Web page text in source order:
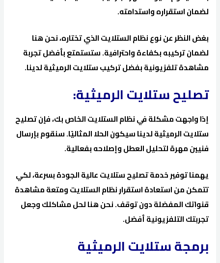
لضمان استقراره واستدامته.
بغض النظر عن نوع نظام الستلايت الذي تختاره، نحن هنا
لضمان تركيبه بكفاءة واحترافية. ستستمتع بأفضل تجربة
مشاهدة تلفزيونية بفضل تركيب ستلايت الرميثية لدينا.
تصليح ستلايت الرميثية:
إذا واجهت مشكلة في نظام الستلايت الخاص بك، فإن تصليح
ستلايت الرميثية لدينا سيكون الحلا المثاليًا. سنقوم بإرسال
فنيين مهرة لتحليل العطل وإصلاحه بفعالية.
يهمنا توفير خدمة تصليح ستلايت عالية الجودة بسرعة، لكي
تتمكن من استعادة استقرار نظام الستلايت ومتعة مشاهدة
قنواتك المفضلة دون توقف. نحن هنا لحل مشاكلك وجعل
تجربتك التلفزيونية أفضل.
برمجة ستلايت الرميثية